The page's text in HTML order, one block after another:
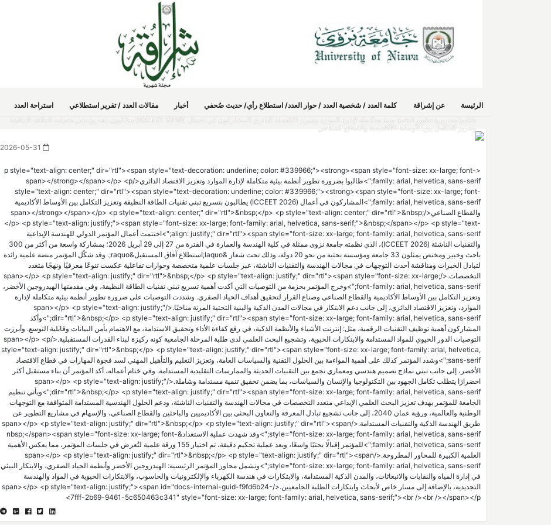
الرئيسة عن إشراقة كلمة العدد / شخصية العدد / حوار العدد/ استطلاع رأي/ حديث صُحفي أخبار مقالات العدد / تقرير استطلاعي استراحة العدد
طالبوا بضرورة تطوير أنظمة بيئية متكاملة لإدارة الموارد وتعزيز الاقتصاد الدائري المشاركون في أعمال (ICCEET 2026) يطالبون بتسريع تبني تقنيات الطاقة النظيفة
وتعزيز التكامل بين الأوساط الأكاديمية والقطاع الصناعي
<p style="text-align: center;" dir="rtl"><span style="text-decoration: underline; color: #339966;"><strong><span style="font-size: xx-large; font-
family: arial, helvetica, sans-serif;">طالبوا بضرورة تطوير أنظمة بيئية متكاملة لإدارة الموارد وتعزيز الاقتصاد الدائري</span></strong></span></p> <p
style="text-align: center;" dir="rtl"><span style="text-decoration: underline; color: #339966;"><strong><span style="font-size: xx-large; font-
family: arial, helvetica, sans-serif;">المشاركون في أعمال (ICCEET 2026) يطالبون بتسريع تبني تقنيات الطاقة النظيفة وتعزيز التكامل بين الأوساط الأكاديمية
والقطاع الصناعي</span></strong></span></p> <p style="text-align: center;" dir="rtl">&nbsp;</p> <p style="text-align: center;" dir="rtl">&nbsp;
</p> <p style="text-align: justify;"><span style="font-size: xx-large; font-family: arial, helvetica, sans-serif;">&nbsp;</span></p> <p style="text-
align: justify;" dir="rtl"><span style="font-size: xx-large; font-family: arial, helvetica, sans-serif;">اختتمت أعمال المؤتمر الدولي للهندسة الإبداعية
والتقنيات الناشئة (ICCEET 2026)، الذي نظمته جامعة نزوى ممثلة في كلية الهندسة والعمارة في الفترة من 27 إلى 29 أبريل 2026؛ بمشاركة واسعة من أكثر من 300
باحث وخبير ومختص يمثلون 33 جامعة ومؤسسة بحثية من نحو 20 دولة، وذلك تحت شعار &laquo;استطلاع آفاق المستقبل&raquo;. وقد شكّل المؤتمر منصة علمية رائدة
لتبادل الخبرات ومناقشة أحدث التوجهات في مجالات الهندسة والتقنيات الناشئة، عبر جلسات علمية متخصصة وحوارات تفاعلية عكست تنوعًا معرفيًا ونهجًا متعدد
التخصصات.</span></p> <p style="text-align: justify;" dir="rtl">&nbsp;</p> <p style="text-align: justify;" dir="rtl"><span style="font-size: xx-large;
font-family: arial, helvetica, sans-serif;">وخرج المؤتمر بحزمة من التوصيات التي أكدت أهمية تسريع تبني تقنيات الطاقة النظيفة، وفي مقدمتها الهيدروجين الأخضر،
وتعزيز التكامل بين الأوساط الأكاديمية والقطاع الصناعي وصناع القرار لتحقيق أهداف الحياد الصفري. وشددت التوصيات على ضرورة تطوير أنظمة بيئية متكاملة لإدارة
الموارد، وتعزيز الاقتصاد الدائري، إلى جانب دعم الابتكار في مجالات المدن الذكية والبنية التحتية المرنة مناخيًا.</span></p> <p style="text-align: justify;"
dir="rtl">&nbsp;</p> <p style="text-align: justify;" dir="rtl"><span style="font-size: xx-large; font-family: arial, helvetica, sans-serif;">وأكد
المشاركون أهمية توظيف التقنيات الرقمية، مثل: إنترنت الأشياء والأنظمة الذكية، في رفع كفاءة الأداء وتحقيق الاستدامة، مع الاهتمام بأمن البيانات وقابلية التوسع. وأبرزت
التوصيات الدور الحيوي للمواد المستدامة والابتكارات الحيوية، وتشجيع البحث العلمي لدى طلبة المرحلة الجامعية كونه ركيزة لبناء القدرات المستقبلية.</span></p> <p
style="text-align: justify;" dir="rtl">&nbsp;</p> <p style="text-align: justify;" dir="rtl"><span style="font-size: xx-large; font-family: arial, helvetica,
sans-serif;">وشدد المؤتمر كذلك على أهمية المواءمة بين الحلول التقنية والسياسات العامة، وتعزيز التعليم والتأهيل المهني لسد فجوة المهارات في قطاع الاقتصاد
الأخضر، إلى جانب تبني نماذج تصميم هندسي ومعماري تجمع بين التقنيات الحديثة والممارسات التقليدية المستدامة. وفي ختام أعماله، أكد المؤتمر أن بناء مستقبل أكثر
اخضرارًا يتطلب تكامل الجهود بين التكنولوجيا والإنسان والسياسات، بما يضمن تحقيق تنمية مستدامة وشاملة.</span></p> <p style="text-align: justify;"
dir="rtl">&nbsp;</p> <p style="text-align: justify;" dir="rtl"><span style="font-size: xx-large; font-family: arial, helvetica, sans-serif;">ويأتي تنظيم
الجامعة للمؤتمر بهدف تعزيز البحث العلمي الإبداعي متعدد التخصصات في مجالات الهندسة والتقنيات الناشئة، ودعم الحلول الهندسية المستدامة المتوافقة مع التوجهات
الوطنية والعالمية، ورؤية عمان 2040، إلى جانب تشجيع تبادل المعرفة والتعاون البحثي بين الأكاديميين والباحثين والقطاع الصناعي، والإسهام في مشاريع التطوير عن
طريق الهندسة الذكية والتقنيات المستدامة.</span></p> <p style="text-align: justify;" dir="rtl">&nbsp;</p> <p style="text-align: justify;" dir="rtl"><span
style="font-size: xx-large; font-family: arial, helvetica, sans-serif;">وقد شهدت عملية الاستعداد&nbsp;</span><span style="font-size: xx-large; font-
family: arial, helvetica, sans-serif;">للمؤتمر إقبالًا بحثيًا واسعًا، وبعد عملية تحكيم دقيقة، تم اختيار 155 ورقة علمية لتُعرض في جلسات المؤتمر، مما يعكس الأهمية
العلمية الكبيرة للمحاور المطروحة.</span></p> <p style="text-align: justify;" dir="rtl">&nbsp;</p> <p style="text-align: justify;" dir="rtl"><span
style="font-size: xx-large; font-family: arial, helvetica, sans-serif;">وتشمل محاور المؤتمر الرئيسية: الهيدروجين الأخضر وأنظمة الحياد الصفري، والابتكار البيئي
في إدارة المياه والنفايات والانبعاثات، والمدن الذكية المستدامة، والابتكارات في هندسة الكهرباء والإلكترونيات والحاسوب، والابتكارات الحيوية في المواد والهندسة
التجديدية، بالإضافة إلى مسار خاص لأبحاث وابتكارات الطلبة الجامعيين.</span></p> <p style="text-align: justify;"><span id="docs-internal-guid-f9fd6b24-
7fff-2b69-9461-5c650463c341" style="font-size: xx-large; font-family: arial, helvetica, sans-serif;"><br /><br /></span></p>